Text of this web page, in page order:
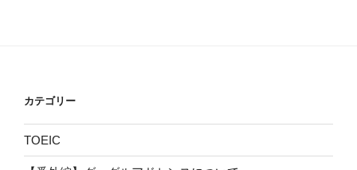
カテゴリー
TOEIC